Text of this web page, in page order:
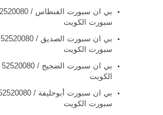
سبورت الكويت
سبورت الكويت
الكويت
سبورت الكويت